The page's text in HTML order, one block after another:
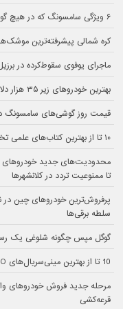
۶ ویژگی سامسونگ که در هیچ گوشی اندرویدی دیگری وجود ندارد
کره شمالی پیشرفته‌ترین
ماجرای یوفوی سقوط‌کرده در
بهترین خودروهای زیر ۳۵ هزار دلار برای تجربه لذت رانندگی در سال ۲۰۲۶
قیمت روز گوشی‌های سامسونگ در بازار
۱۰ تا از بهترین کتاب‌های علمی تخیلی حماسی در تمام دوران
تا ممنوعیت تردد در کلانشهرها
سلطه برقی‌ها
گوگل مپس چگونه شلوغی یک
10 تا از بهترین مینی‌سریال‌های HBO در دهه 2000 میلادی
مرحله جدید فروش خودروهای
قرعه‌کشی